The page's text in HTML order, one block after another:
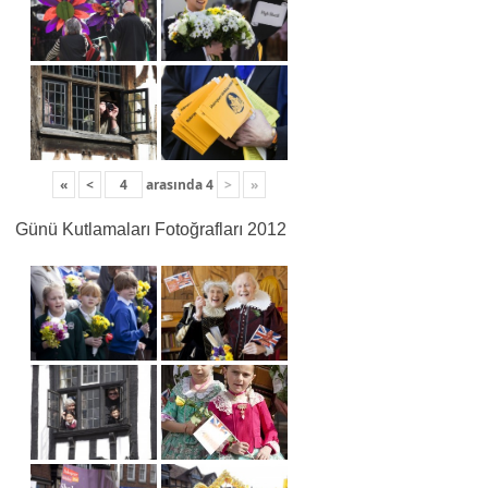
« < arasında4 > »
Günü Kutlamaları Fotoğrafları 2012